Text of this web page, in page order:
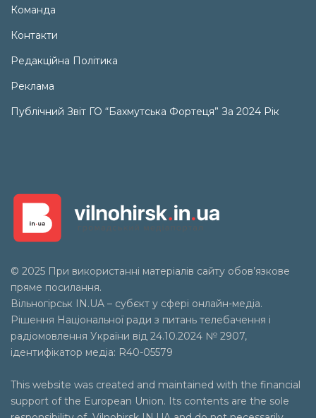
Команда
Контакти
Редакційна Політика
Реклама
Публічний Звіт ГО “Бахмутська Фортеця” За 2024 Рік
© 2025 При використанні матеріалів сайту обов’язкове
пряме посилання.
Вільногірськ IN.UA – субєкт у сфері онлайн-медіа.
Рішення Національної ради з питань телебачення і
радіомовлення України від 24.10.2024 № 2907,
ідентифікатор медіа: R40-05579
This website was created and maintained with the financial
support of the European Union. Its contents are the sole